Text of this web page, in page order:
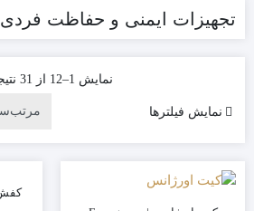
تجهیزات ایمنی و حفاظت فردی
نمایش 1–12 از 31 نتیجه
نمایش فیلترها